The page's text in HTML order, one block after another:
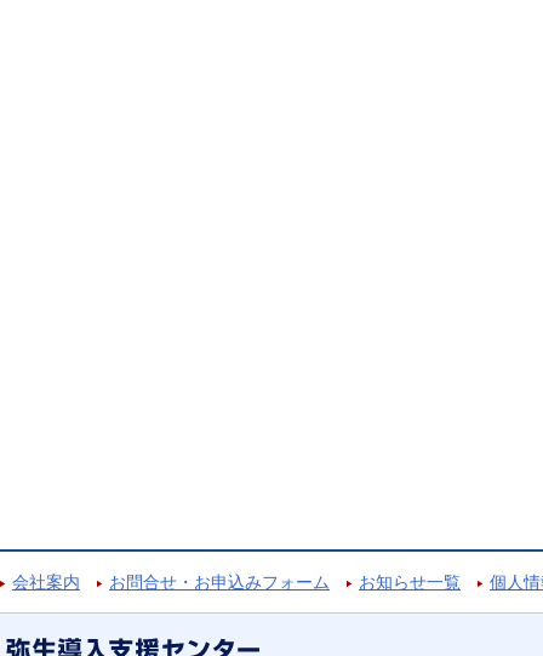
会社案内 お問合せ・お申込みフォーム お知らせ一覧 個人